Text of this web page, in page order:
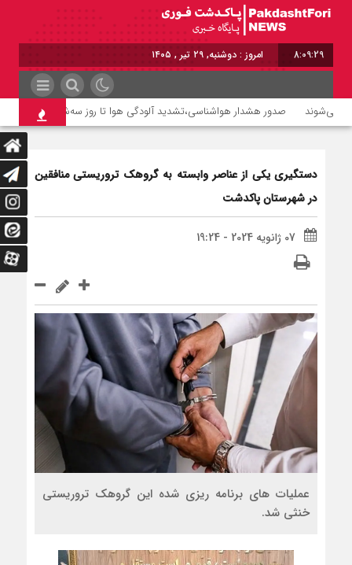
8:09:29 امروز : دوشنبه, ۲۹ تیر , ۱۴۰۵
صدور هشدار هواشناسی،تشدید آلودگی هوا تا روز سه‌شنبه
دستگیری یکی از عناصر وابسته به گروهک تروریستی منافقین
در شهرستان پاکدشت
07 ژانویه 2024 - 19:24
عملیات های برنامه ریزی شده این گروهک تروریستی
خنثی شد.